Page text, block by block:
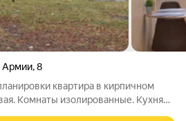
Армии,8
квартира в кирпичном
Комнаты изолированные. Кухня